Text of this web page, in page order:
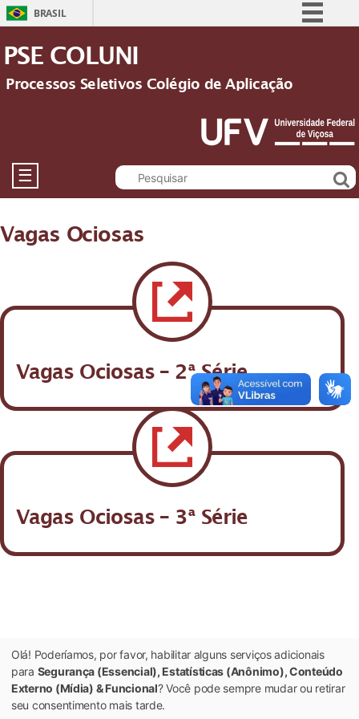
BRASIL
Participe
Acesso à informação
Legislação
Canais
PSE COLUNI
Processos Seletivos Colégio de Aplicação
☰
Vagas Ociosas
Vagas Ociosas – 2ª Série
Vagas Ociosas – 3ª Série
Olá! Poderíamos, por favor, habilitar alguns serviços adicionais
para Segurança (Essencial), Estatísticas (Anônimo), Conteúdo
Externo (Mídia) & Funcional? Você pode sempre mudar ou retirar
seu consentimento mais tarde.